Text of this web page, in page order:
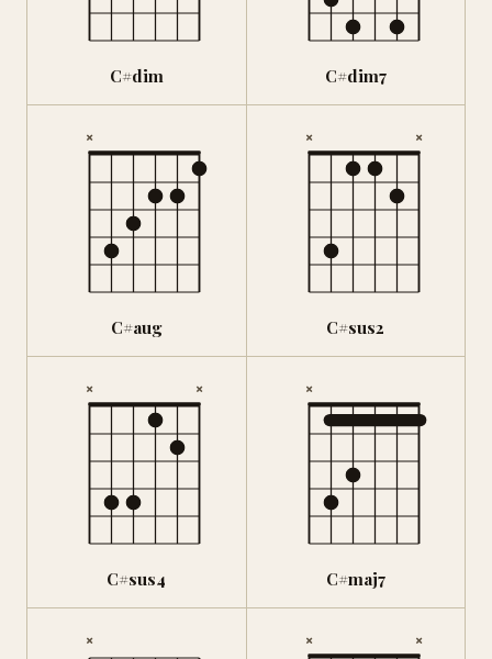
C#dim C#dim7
×
C#aug
× ×
C#sus2
× ×
C#sus4
×
C#maj7
× × ×